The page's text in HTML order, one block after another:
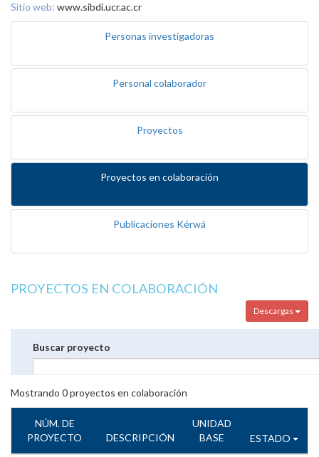
Sitio web: www.sibdi.ucr.ac.cr
Personas investigadoras
Personal colaborador
Proyectos
Proyectos en colaboración
Publicaciones Kérwá
PROYECTOS EN COLABORACIÓN
Descargas
Buscar proyecto
Mostrando 0proyectos en colaboración
NÚM. DE
PROYECTO
DESCRIPCIÓN
UNIDAD
BASE
ESTADO